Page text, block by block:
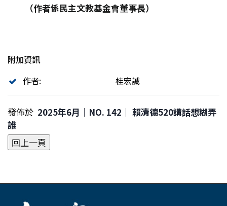
（作者係民主文教基金會董事長）
附加資訊
作者:
桂宏誠
發佈於 2025年6月｜NO. 142│ 賴清德520講話想糊弄
誰